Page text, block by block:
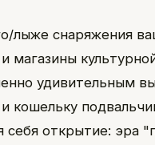
лыже снаряжения
магазины
удивительным
кошельку
себя открытие: эра